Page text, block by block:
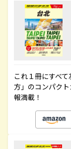
これ１冊にすべ
方」のコンパク
報満載！